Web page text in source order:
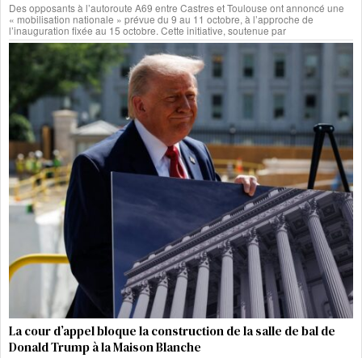
Des opposants à l’autoroute A69 entre Castres et Toulouse ont annoncé une
« mobilisation nationale » prévue du 9 au 11 octobre, à l’approche de
l’inauguration fixée au 15 octobre. Cette initiative, soutenue par
La cour d’appel bloque la construction de la salle de bal de
Donald Trump à la Maison Blanche